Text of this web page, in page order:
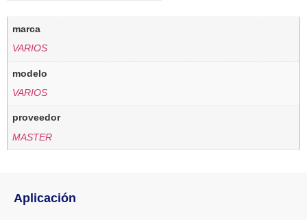
marca
VARIOS
modelo
VARIOS
proveedor
MASTER
Aplicación